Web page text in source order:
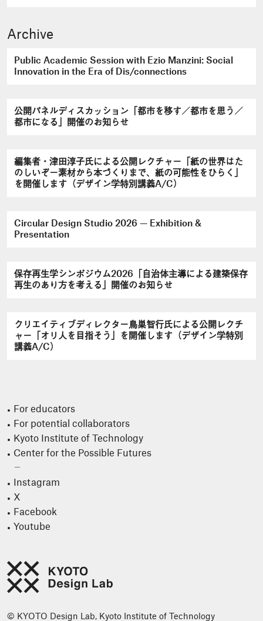
Archive
Public Academic Session with Ezio Manzini: Social
Innovation in the Era of Dis/connections
公開パネルディスカッション「都市を移す／都市を思う／
都市になる」開催のお知らせ
編集者・津田淳子氏による公開レクチャー「紙の世界はた
のしいぞ－素材から本づくりまで、紙の可能性をひらく」
を開催します（デザイン学特別講義A/C）
Circular Design Studio 2026 — Exhibition &
Presentation
保存再生学シンポジウム2026「自治体主導による建築保存
再生のあり方を考える」開催のお知らせ
クリエイティブディレクター鳥巣智行氏による公開レクチ
ャー「オリ人を目指そう」を開催します（デザイン学特別
講義A/C）
For educators
For potential collaborators
Kyoto Institute of Technology
Center for the Possible Futures
Instagram
X
Facebook
Youtube
© KYOTO Design Lab, Kyoto Institute of Technology